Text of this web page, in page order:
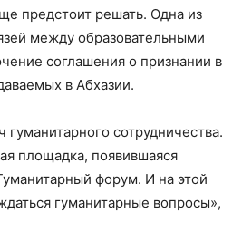
предстоит решать. Одна из
между образовательными
соглашения о признании в
в Абхазии.
гуманитарного сотрудничества.
площадка, появившаяся
форум. И на этой
гуманитарные вопросы»,